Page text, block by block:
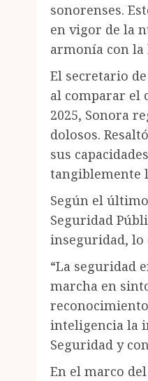
sonorenses.
en vigor de la
armonía con la
El secretario
al comparar el
2025, Sonora
dolosos.
sus
tangiblemente
Según el
Seguridad
inseguridad, lo
“La seguridad
marcha en
inteligencia la
Seguridad y
En el marco